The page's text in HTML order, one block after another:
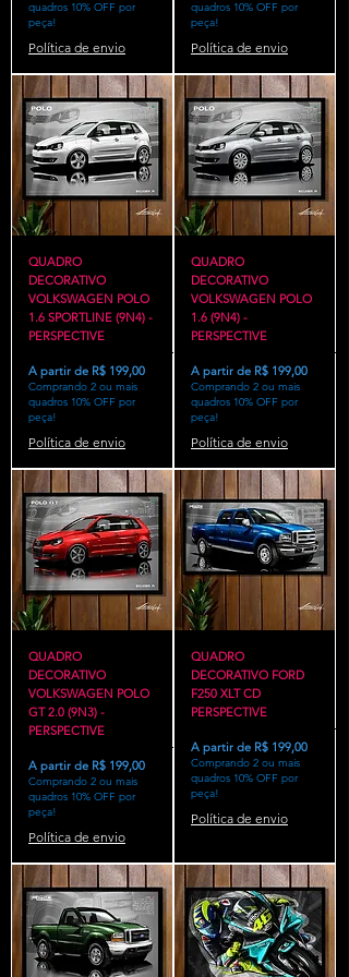
quadros 10% OFF por
peça!
Política de envio
quadros 10% OFF por
peça!
Política de envio
QUADRO
DECORATIVO
VOLKSWAGEN POLO
1.6 SPORTLINE (9N4) -
PERSPECTIVE
A partir de R$ 199,00
Preço promocional
Comprando 2 ou mais
quadros 10% OFF por
peça!
Política de envio
QUADRO
DECORATIVO
VOLKSWAGEN POLO
1.6 (9N4) -
PERSPECTIVE
A partir de R$ 199,00
Preço promocional
Comprando 2 ou mais
quadros 10% OFF por
peça!
Política de envio
QUADRO
DECORATIVO
VOLKSWAGEN POLO
GT 2.0 (9N3) -
PERSPECTIVE
A partir de R$ 199,00
Preço promocional
Comprando 2 ou mais
quadros 10% OFF por
peça!
Política de envio
QUADRO
DECORATIVO FORD
F250 XLT CD
PERSPECTIVE
A partir de R$ 199,00
Preço promocional
Comprando 2 ou mais
quadros 10% OFF por
peça!
Política de envio